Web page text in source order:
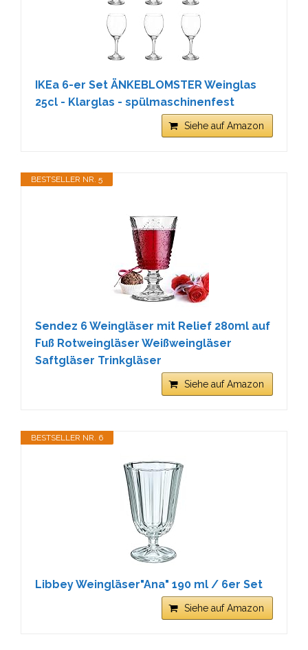
IKEa 6-er Set ÄNKEBLOMSTER Weinglas
25cl - Klarglas - spülmaschinenfest
Siehe auf Amazon
BESTSELLER NR. 5
Sendez 6 Weingläser mit Relief 280ml auf
Fuß Rotweingläser Weißweingläser
Saftgläser Trinkgläser
Siehe auf Amazon
BESTSELLER NR. 6
Libbey Weingläser"Ana" 190 ml / 6er Set
Siehe auf Amazon